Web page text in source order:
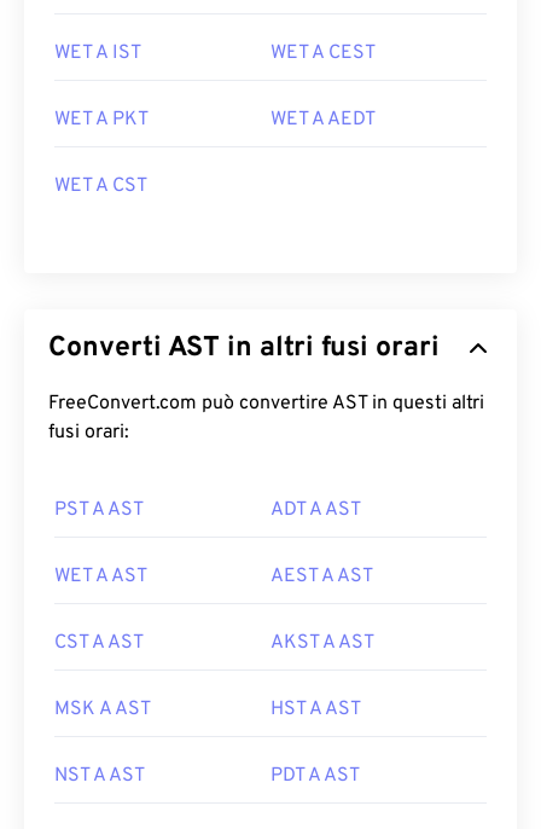
WET A IST WET A CEST
WET A PKT WET A AEDT
WET A CST
Converti AST in altri fusi orari
FreeConvert.com può convertire AST in questi altri
fusi orari:
PST A AST ADT A AST
WET A AST AEST A AST
CST A AST AKST A AST
MSK A AST HST A AST
NST A AST PDT A AST